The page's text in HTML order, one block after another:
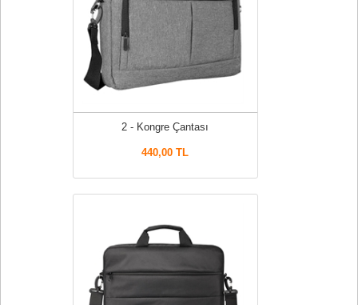
2 - Kongre Çantası
440,00 TL